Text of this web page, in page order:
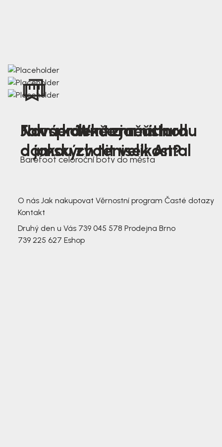
Nová kolekce jarních
dámských tenisek Antal
Jak správně změřit nohu
a jakou zvolit velikost?
Farmer Winter mustard
Barefoot celoroční boty do města
O nás Jak nakupovat Věrnostní program Časté dotazy
Kontakt
Druhý den u Vás 739 045 578 Prodejna Brno
739 225 627 Eshop